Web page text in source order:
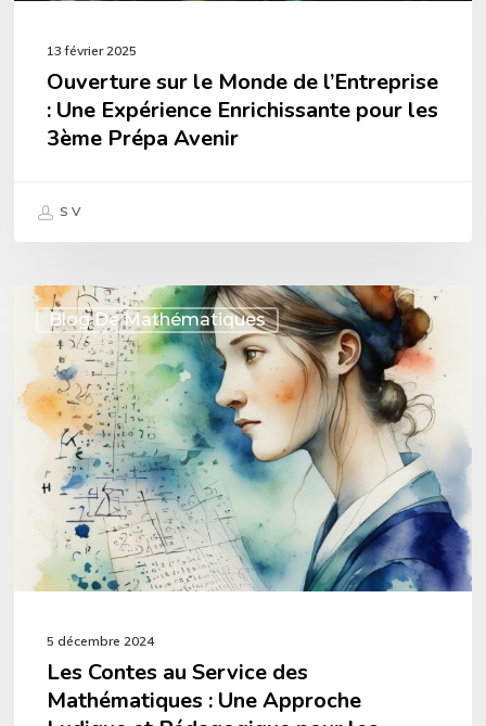
pour
3ème
13 février 2025
Ouverture sur le Monde de l’Entreprise
: Une Expérience Enrichissante pour les
3ème Prépa Avenir
S V
Blog De Mathématiques
Les
Contes
Service
Mathématiques
Approche
Pédagogique
pour
5 décembre 2024
Les Contes au Service des
Mathématiques : Une Approche